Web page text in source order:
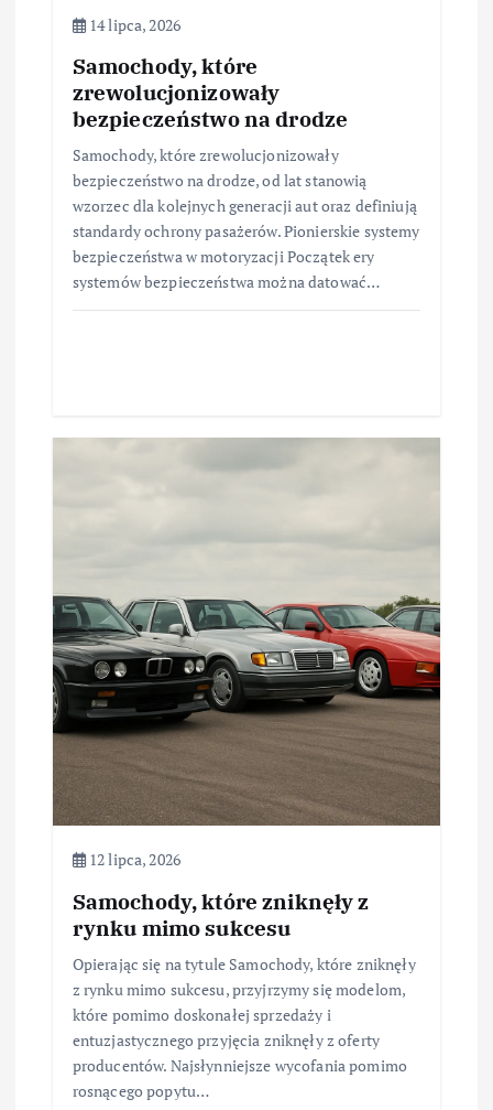
14 lipca, 2026
Samochody, które
zrewolucjonizowały
bezpieczeństwo na drodze
Samochody, które zrewolucjonizowały
bezpieczeństwo na drodze, od lat stanowią
wzorzec dla kolejnych generacji aut oraz definiują
standardy ochrony pasażerów. Pionierskie systemy
bezpieczeństwa w motoryzacji Początek ery
systemów bezpieczeństwa można datować…
12 lipca, 2026
Samochody, które zniknęły z
rynku mimo sukcesu
Opierając się na tytule Samochody, które zniknęły
z rynku mimo sukcesu, przyjrzymy się modelom,
które pomimo doskonałej sprzedaży i
entuzjastycznego przyjęcia zniknęły z oferty
producentów. Najsłynniejsze wycofania pomimo
rosnącego popytu…